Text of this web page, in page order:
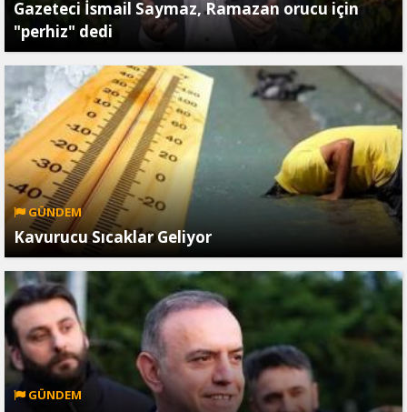
Gazeteci İsmail Saymaz, Ramazan orucu için
"perhiz" dedi
GÜNDEM
Kavurucu Sıcaklar Geliyor
GÜNDEM